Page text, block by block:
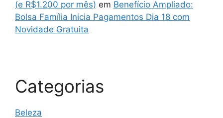
(e R$1.200 por mês) em Benefício Ampliado:
Bolsa Família Inicia Pagamentos Dia 18 com
Novidade Gratuita
Categorias
Beleza